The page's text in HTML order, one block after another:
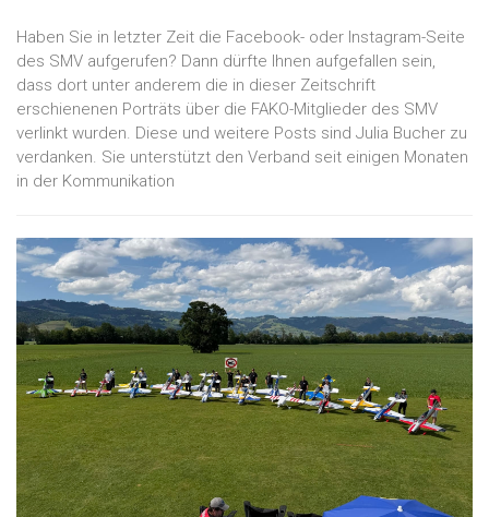
Haben Sie in letzter Zeit die Facebook- oder Instagram-Seite
des SMV aufgerufen? Dann dürfte Ihnen aufgefallen sein,
dass dort unter anderem die in dieser Zeitschrift
erschienenen Porträts über die FAKO-Mitglieder des SMV
verlinkt wurden. Diese und weitere Posts sind Julia Bucher zu
verdanken. Sie unterstützt den Verband seit einigen Monaten
in der Kommunikation